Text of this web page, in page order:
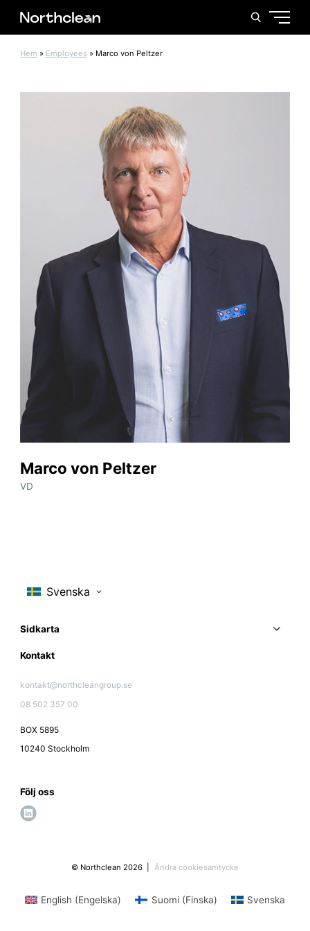
Hem » Employees » Marco von Peltzer
Marco von Peltzer
VD
Sidkarta
Kontakt
kontakt@northcleangroup.se
08 502 357 00
BOX 5895
10240 Stockholm
Följ oss
l
i
© Northclean 2026 Ändra cookiesamtycke
English (Engelska) Suomi(Finska) Svenska